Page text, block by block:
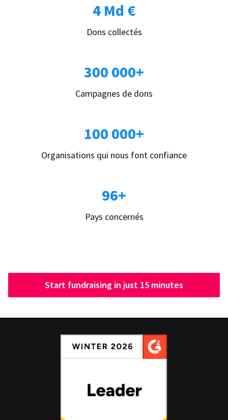
4 Md €
Dons collectés
300 000+
Campagnes de dons
100 000+
Organisations qui nous font confiance
96+
Pays concernés
Start fundraising in just 15 minutes